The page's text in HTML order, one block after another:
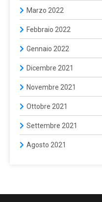
Marzo 2022
Febbraio 2022
Gennaio 2022
Dicembre 2021
Novembre 2021
Ottobre 2021
Settembre 2021
Agosto 2021